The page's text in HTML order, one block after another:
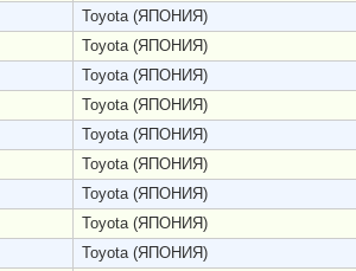
Toyota (ЯПОНИЯ)
Toyota (ЯПОНИЯ)
Toyota (ЯПОНИЯ)
Toyota (ЯПОНИЯ)
Toyota (ЯПОНИЯ)
Toyota (ЯПОНИЯ)
Toyota (ЯПОНИЯ)
Toyota (ЯПОНИЯ)
Toyota (ЯПОНИЯ)